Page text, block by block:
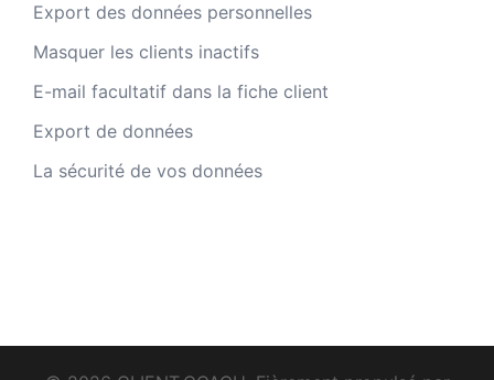
Export des données personnelles
Masquer les clients inactifs
E-mail facultatif dans la fiche client
Export de données
La sécurité de vos données